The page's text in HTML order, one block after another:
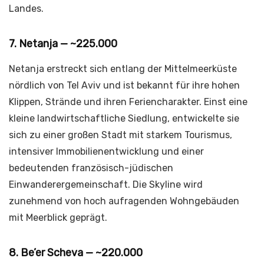
Landes.
7. Netanja — ~225.000
Netanja erstreckt sich entlang der Mittelmeerküste
nördlich von Tel Aviv und ist bekannt für ihre hohen
Klippen, Strände und ihren Feriencharakter. Einst eine
kleine landwirtschaftliche Siedlung, entwickelte sie
sich zu einer großen Stadt mit starkem Tourismus,
intensiver Immobilienentwicklung und einer
bedeutenden französisch-jüdischen
Einwanderergemeinschaft. Die Skyline wird
zunehmend von hoch aufragenden Wohngebäuden
mit Meerblick geprägt.
8. Be’er Scheva — ~220.000